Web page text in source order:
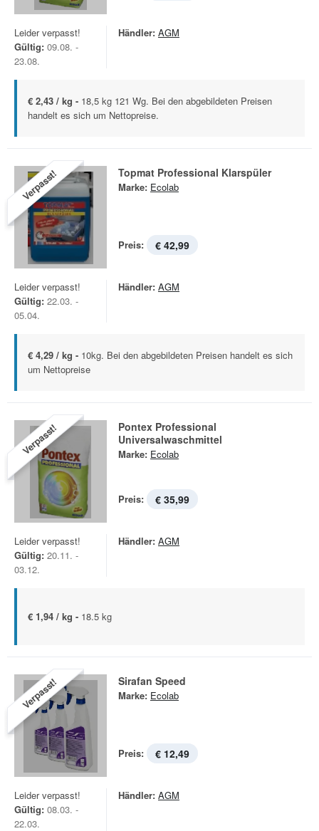
Leider verpasst!
Gültig: 09.08. -
23.08.
Händler: AGM
€ 2,43 / kg - 18,5 kg 121 Wg. Bei den abgebildeten Preisen
handelt es sich um Nettopreise.
Verpasst! Topmat Professional Klarspüler
Marke: Ecolab
Preis: € 42,99
Leider verpasst!
Gültig: 22.03. -
05.04.
Händler: AGM
€ 4,29 / kg - 10kg. Bei den abgebildeten Preisen handelt es sich
um Nettopreise
Verpasst!
Pontex Professional
Universalwaschmittel
Marke: Ecolab
Preis: € 35,99
Leider verpasst!
Gültig: 20.11. -
03.12.
Händler: AGM
€ 1,94 / kg - 18.5 kg
Verpasst! Sirafan Speed
Marke: Ecolab
Preis: € 12,49
Leider verpasst!
Gültig: 08.03. -
22.03.
Händler: AGM